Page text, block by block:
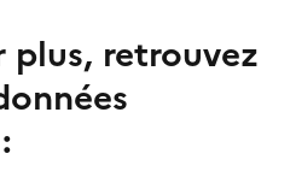
plus, retrouvez